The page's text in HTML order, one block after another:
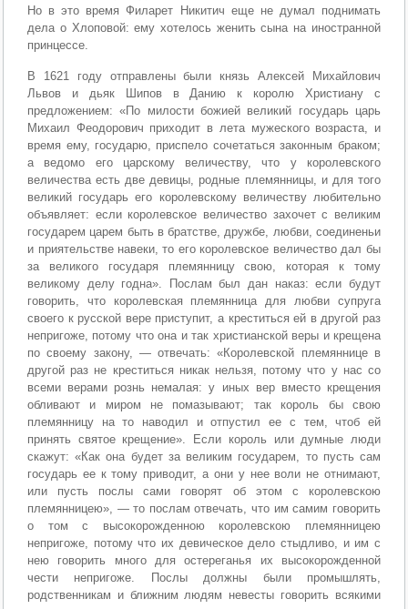
Но в это время Филарет Никитич еще не думал поднимать
дела о Хлоповой: ему хотелось женить сына на иностранной
принцессе.
В 1621 году отправлены были князь Алексей Михайлович
Львов и дьяк Шипов в Данию к королю Христиану с
предложением: «По милости божией великий государь царь
Михаил Феодорович приходит в лета мужеского возраста, и
время ему, государю, приспело сочетаться законным браком;
а ведомо его царскому величеству, что у королевского
величества есть две девицы, родные племянницы, и для того
великий государь его королевскому величеству любительно
объявляет: если королевское величество захочет с великим
государем царем быть в братстве, дружбе, любви, соединеньи
и приятельстве навеки, то его королевское величество дал бы
за великого государя племянницу свою, которая к тому
великому делу годна». Послам был дан наказ: если будут
говорить, что королевская племянница для любви супруга
своего к русской вере приступит, а креститься ей в другой раз
непригоже, потому что она и так христианской веры и крещена
по своему закону, — отвечать: «Королевской племяннице в
другой раз не креститься никак нельзя, потому что у нас со
всеми верами рознь немалая: у иных вер вместо крещения
обливают и миром не помазывают; так король бы свою
племянницу на то наводил и отпустил ее с тем, чтоб ей
принять святое крещение». Если король или думные люди
скажут: «Как она будет за великим государем, то пусть сам
государь ее к тому приводит, а они у нее воли не отнимают,
или пусть послы сами говорят об этом с королевскою
племянницею», — то послам отвечать, что им самим говорить
о том с высокорожденною королевскою племянницею
непригоже, потому что их девическое дело стыдливо, и им с
нею говорить много для остереганья их высокорожденной
чести непригоже. Послы должны были промышлять,
родственникам и ближним людям невесты говорить всякими